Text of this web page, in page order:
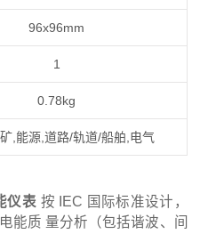
96x96mm
1
0.78kg
,能源,道路/轨道/船舶,电气
仪表 按 IEC 国际标准设计，
能质 量分析（包括谐波、间